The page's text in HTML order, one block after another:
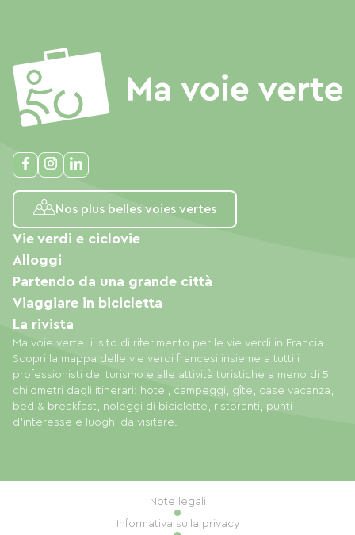
Nos plus belles voies vertes
Ma voie verte, il sito di riferimento per le vie verdi in Francia.
Scopri la mappa delle vie verdi francesi insieme a tutti i
professionisti del turismo e alle attività turistiche a meno di 5
chilometri dagli itinerari: hotel, campeggi, gîte, case vacanza,
bed & breakfast, noleggi di biciclette, ristoranti, punti
d'interesse e luoghi da visitare.
Vie verdi e ciclovie
Alloggi
Partendo da una grande città
Viaggiare in bicicletta
La rivista
Note legali
Informativa sulla privacy